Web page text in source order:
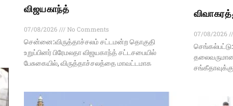
விஜயகாந்த்
07/08/2026
No Comments
சென்னை:விருத்தாச்சலம் சட்டமன்ற தொகுதி
உறுப்பினர் பிரேமலதா விஜயகாந்த் சட்டசபையில்
பேசுகையில், விருத்தாச்சலத்தை மாவட்டமாக
07/08/2026